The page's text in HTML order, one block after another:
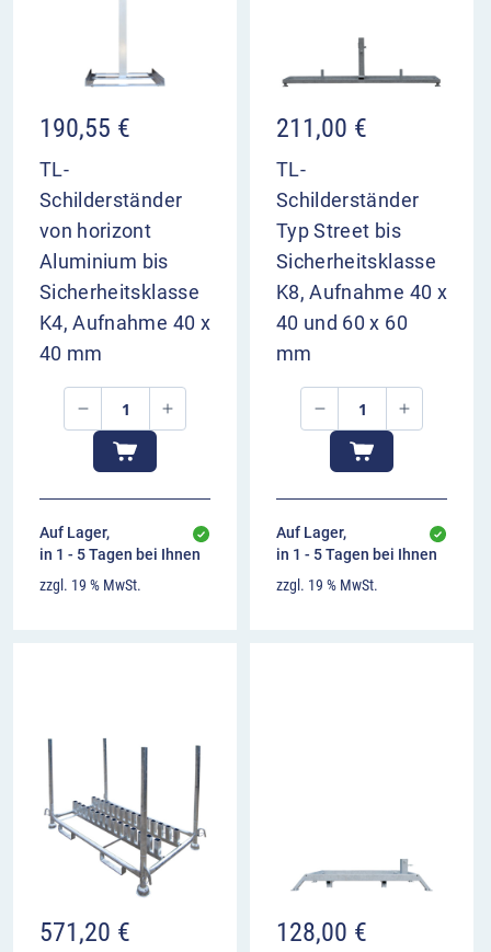
190,55 €
TL-
Schilderständer
von horizont
Aluminium bis
Sicherheitsklasse
K4, Aufnahme 40 x
40 mm
Auf Lager,
in 1 - 5 Tagen bei Ihnen
zzgl. 19 % MwSt.
211,00 €
TL-
Schilderständer
Typ Street bis
Sicherheitsklasse
K8, Aufnahme 40 x
40 und 60 x 60
mm
Auf Lager,
in 1 - 5 Tagen bei Ihnen
zzgl. 19 % MwSt.
571,20 € 128,00 €